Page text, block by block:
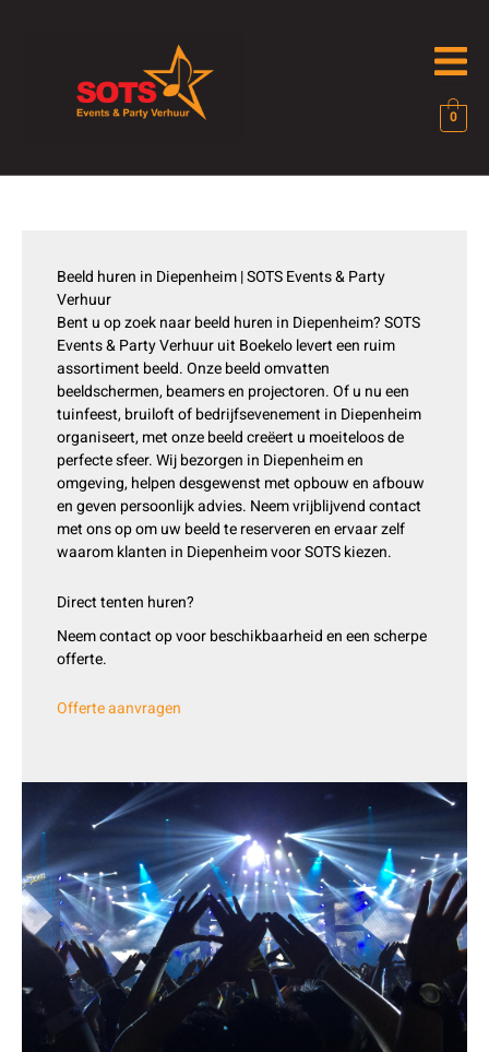
0
Beeld huren in Diepenheim | SOTS Events & Party
Verhuur
Bent u op zoek naar beeld huren in Diepenheim? SOTS
Events & Party Verhuur uit Boekelo levert een ruim
assortiment beeld. Onze beeld omvatten
beeldschermen, beamers en projectoren. Of u nu een
tuinfeest, bruiloft of bedrijfsevenement in Diepenheim
organiseert, met onze beeld creëert u moeiteloos de
perfecte sfeer. Wij bezorgen in Diepenheim en
omgeving, helpen desgewenst met opbouw en afbouw
en geven persoonlijk advies. Neem vrijblijvend contact
met ons op om uw beeld te reserveren en ervaar zelf
waarom klanten in Diepenheim voor SOTS kiezen.
Direct tenten huren?
Neem contact op voor beschikbaarheid en een scherpe
offerte.
Offerte aanvragen